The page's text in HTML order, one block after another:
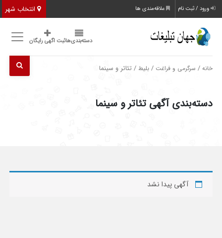
انتخاب شهر ورود / ثبت نام علاقه‌مندی ها
دسته‌بندی‌هاثبت اگهی رایگان
خانه / سرگرمی و فراغت /بلیط / تئاتر و سینما
دسته‌بندی آگهی تئاتر و سینما
آگهی پیدا نشد